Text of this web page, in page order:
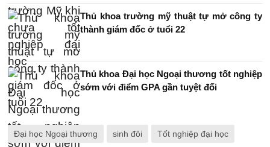
Thủ khoa trường mỹ thuật tự mở công ty
thành giám đốc ở tuổi 22
Thủ khoa Đại học Ngoại thương tốt nghiệp
sớm với điểm GPA gần tuyệt đối
Đại học Ngoại thương sinh đôi Tốt nghiệp đại học